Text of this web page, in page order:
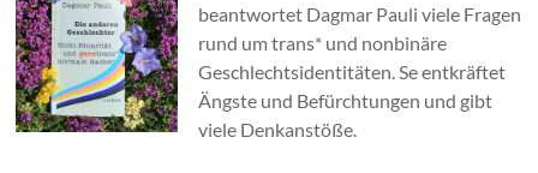
beantwortet Dagmar Pauli viele Fragen
rund um trans* und nonbinäre
Geschlechtsidentitäten. Se entkräftet
Ängste und Befürchtungen und gibt
viele Denkanstöße.